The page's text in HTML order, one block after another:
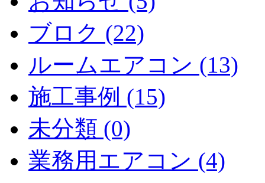
ブロク (22)
ルームエアコン (13)
施工事例 (15)
未分類 (0)
業務用エアコン (4)